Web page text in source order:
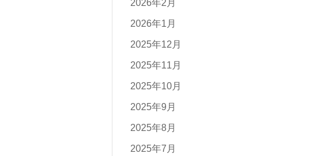
2026年2月
2026年1月
2025年12月
2025年11月
2025年10月
2025年9月
2025年8月
2025年7月